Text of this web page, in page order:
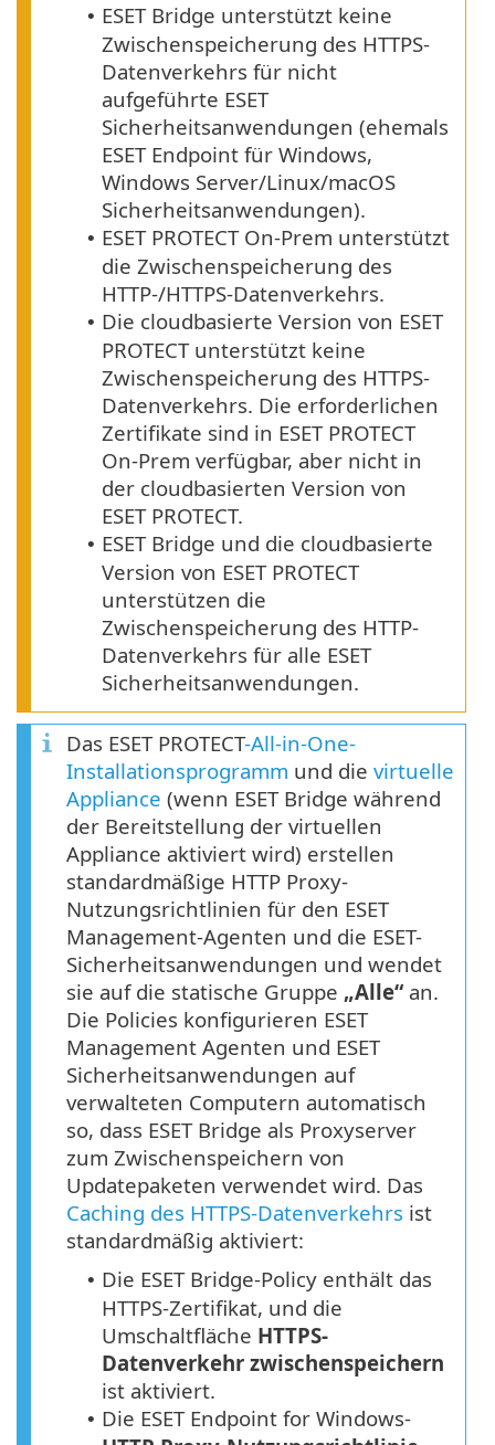
• ESET Bridge unterstützt keine
Zwischenspeicherung des HTTPS-
Datenverkehrs für nicht
aufgeführte ESET
Sicherheitsanwendungen (ehemals
ESET Endpoint für Windows,
Windows Server/Linux/macOS
Sicherheitsanwendungen).
• ESET PROTECT On-Prem unterstützt
die Zwischenspeicherung des
HTTP-/HTTPS-Datenverkehrs.
• Die cloudbasierte Version von ESET
PROTECT unterstützt keine
Zwischenspeicherung des HTTPS-
Datenverkehrs. Die erforderlichen
Zertifikate sind in ESET PROTECT
On-Prem verfügbar, aber nicht in
der cloudbasierten Version von
ESET PROTECT.
• ESET Bridge und die cloudbasierte
Version von ESET PROTECT
unterstützen die
Zwischenspeicherung des HTTP-
Datenverkehrs für alle ESET
Sicherheitsanwendungen.
Das ESET PROTECT-All-in-One-
Installationsprogramm und die virtuelle
Appliance (wenn ESET Bridge während
der Bereitstellung der virtuellen
Appliance aktiviert wird) erstellen
standardmäßige HTTP Proxy-
Nutzungsrichtlinien für den ESET
Management-Agenten und die ESET-
Sicherheitsanwendungen und wendet
sie auf die statische Gruppe „Alle“ an.
Die Policies konfigurieren ESET
Management Agenten und ESET
Sicherheitsanwendungen auf
verwalteten Computern automatisch
so, dass ESET Bridge als Proxyserver
zum Zwischenspeichern von
Updatepaketen verwendet wird. Das
Caching des HTTPS-Datenverkehrs ist
standardmäßig aktiviert:
• Die ESET Bridge-Policy enthält das
HTTPS-Zertifikat, und die
Umschaltfläche HTTPS-
Datenverkehr zwischenspeichern
ist aktiviert.
• Die ESET Endpoint for Windows-